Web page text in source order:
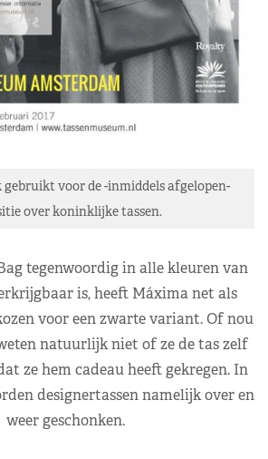
gebruikt voor de -inmiddels afgelopen-
over koninklijke tassen.
tegenwoordig in alle kleuren van
is, heeft Máxima net als
voor een zwarte variant. Of nou
natuurlijk niet of ze de tas zelf
ze hem cadeau heeft gekregen. In
designertassen namelijk over en
weer geschonken.